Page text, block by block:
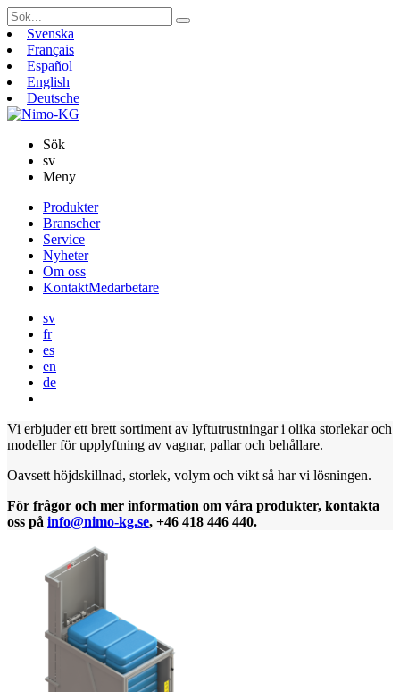
Sök
efter:Svenska
Français
Español
English
Deutsche
Sök
sv
Meny
vidare
innehåll
Produkter
Branscher
Service
Nyheter
Om oss
KontaktMedarbetare
sv
fr
es
en
de
Vi erbjuder ett brett sortiment av lyftutrustningar i olika storlekar och
modeller för upplyftning av vagnar, pallar och behållare.
Oavsett höjdskillnad, storlek, volym och vikt så har vi lösningen.
För frågor och mer information om våra produkter, kontakta
oss på info@nimo-kg.se, +46 418 446 440.